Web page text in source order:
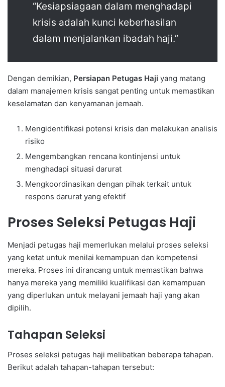
“Kesiapsiagaan dalam menghadapi
krisis adalah kunci keberhasilan
dalam menjalankan ibadah haji.”
Dengan demikian, Persiapan Petugas Haji yang matang
dalam manajemen krisis sangat penting untuk memastikan
keselamatan dan kenyamanan jemaah.
Mengidentifikasi potensi krisis dan melakukan analisis
risiko
Mengembangkan rencana kontinjensi untuk
menghadapi situasi darurat
Mengkoordinasikan dengan pihak terkait untuk
respons darurat yang efektif
Proses Seleksi Petugas Haji
Menjadi petugas haji memerlukan melalui proses seleksi
yang ketat untuk menilai kemampuan dan kompetensi
mereka. Proses ini dirancang untuk memastikan bahwa
hanya mereka yang memiliki kualifikasi dan kemampuan
yang diperlukan untuk melayani jemaah haji yang akan
dipilih.
Tahapan Seleksi
Proses seleksi petugas haji melibatkan beberapa tahapan.
Berikut adalah tahapan-tahapan tersebut: